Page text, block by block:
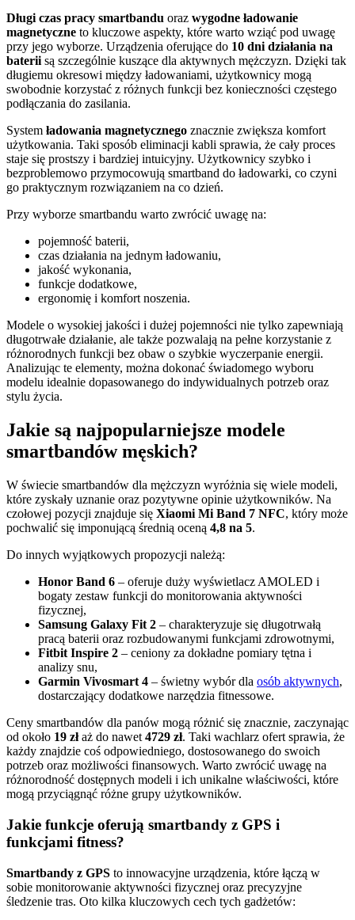
Długi czas pracy smartbandu oraz wygodne ładowanie
magnetyczne to kluczowe aspekty, które warto wziąć pod uwagę
przy jego wyborze. Urządzenia oferujące do 10 dni działania na
baterii są szczególnie kuszące dla aktywnych mężczyzn. Dzięki tak
długiemu okresowi między ładowaniami, użytkownicy mogą
swobodnie korzystać z różnych funkcji bez konieczności częstego
podłączania do zasilania.
System ładowania magnetycznego znacznie zwiększa komfort
użytkowania. Taki sposób eliminacji kabli sprawia, że cały proces
staje się prostszy i bardziej intuicyjny. Użytkownicy szybko i
bezproblemowo przymocowują smartband do ładowarki, co czyni
go praktycznym rozwiązaniem na co dzień.
Przy wyborze smartbandu warto zwrócić uwagę na:
pojemność baterii,
czas działania na jednym ładowaniu,
jakość wykonania,
funkcje dodatkowe,
ergonomię i komfort noszenia.
Modele o wysokiej jakości i dużej pojemności nie tylko zapewniają
długotrwałe działanie, ale także pozwalają na pełne korzystanie z
różnorodnych funkcji bez obaw o szybkie wyczerpanie energii.
Analizując te elementy, można dokonać świadomego wyboru
modelu idealnie dopasowanego do indywidualnych potrzeb oraz
stylu życia.
Jakie są najpopularniejsze modele
smartbandów męskich?
W świecie smartbandów dla mężczyzn wyróżnia się wiele modeli,
które zyskały uznanie oraz pozytywne opinie użytkowników. Na
czołowej pozycji znajduje się Xiaomi Mi Band 7 NFC, który może
pochwalić się imponującą średnią oceną 4,8 na 5.
Do innych wyjątkowych propozycji należą:
Honor Band 6 – oferuje duży wyświetlacz AMOLED i
bogaty zestaw funkcji do monitorowania aktywności
fizycznej,
Samsung Galaxy Fit 2 – charakteryzuje się długotrwałą
pracą baterii oraz rozbudowanymi funkcjami zdrowotnymi,
Fitbit Inspire 2 – ceniony za dokładne pomiary tętna i
analizy snu,
Garmin Vivosmart 4 – świetny wybór dla osób aktywnych,
dostarczający dodatkowe narzędzia fitnessowe.
Ceny smartbandów dla panów mogą różnić się znacznie, zaczynając
od około 19 złaż do nawet 4729 zł. Taki wachlarz ofert sprawia, że
każdy znajdzie coś odpowiedniego, dostosowanego do swoich
potrzeb oraz możliwości finansowych. Warto zwrócić uwagę na
różnorodność dostępnych modeli i ich unikalne właściwości, które
mogą przyciągnąć różne grupy użytkowników.
Jakie funkcje oferują smartbandy z GPS i
funkcjami fitness?
Smartbandy z GPS to innowacyjne urządzenia, które łączą w
sobie monitorowanie aktywności fizycznej oraz precyzyjne
śledzenie tras. Oto kilka kluczowych cech tych gadżetów: